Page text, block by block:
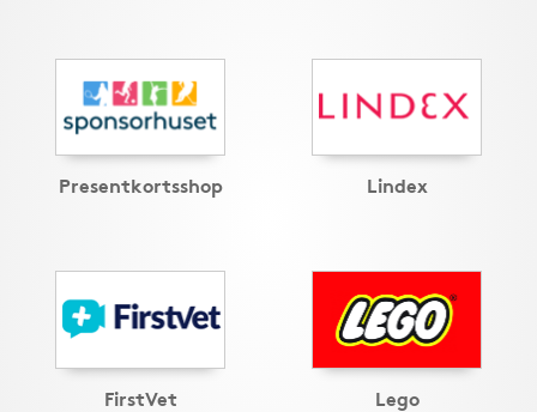
Presentkortsshop Lindex
FirstVet Lego